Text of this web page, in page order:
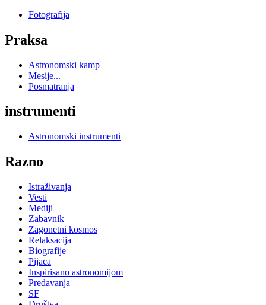
Fotografija
Praksa
Astronomski kamp
Mesije...
Posmatranja
instrumenti
Astronomski instrumenti
Razno
Istraživanja
Vesti
Mediji
Zabavnik
Zagonetni kosmos
Relaksacija
Biografije
Pijaca
Inspirisano astronomijom
Predavanja
SF